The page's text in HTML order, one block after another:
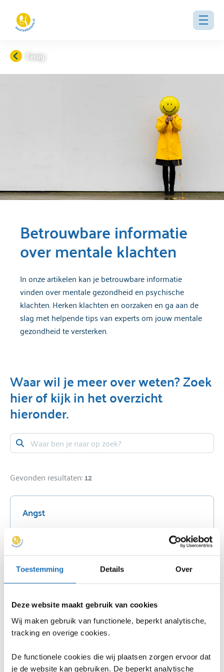
Toestemming Details Over
Deze website maakt gebruik van cookies
Wij maken gebruik van functionele, beperkt analytische,
tracking en overige cookies.
De functionele cookies die wij plaatsen zorgen ervoor dat
je de website kan gebruiken. De beperkt analytische
Betrouwbare informatie
over mentale klachten
In onze artikelen kan je betrouwbare informatie
vinden over mentale gezondheid en psychische
klachten. Herken klachten en oorzaken en ga aan de
slag met helpende tips van experts om jouw mentale
gezondheid te versterken.
Terug
Waar wil je meer over weten? Zoek
hier of kijk in het overzicht
hieronder.
Gevonden resultaten:12
Angst
Eenzaamheid
Lees artikel
Depressiviteit